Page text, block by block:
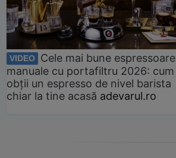
VIDEO
Cele mai bune espressoare
manuale cu portafiltru 2026: cum
obții un espresso de nivel barista
chiar la tine acasă adevarul.ro